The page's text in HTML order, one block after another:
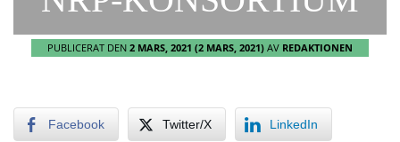
PUBLICERAT DEN 2 MARS, 2021 (2 MARS, 2021) AV REDAKTIONEN
Facebook Twitter/X LinkedIn